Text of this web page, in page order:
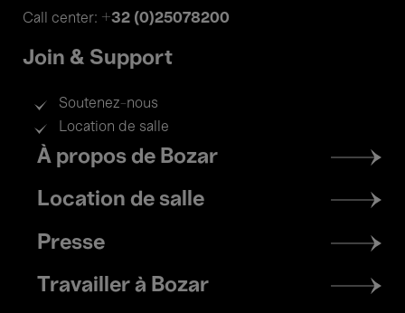
Call center: +32 (0)25078200
Join & Support
Soutenez-nous
Location de salle
Footer
menu
À propos de Bozar
Location de salle
Presse
Travailler à Bozar